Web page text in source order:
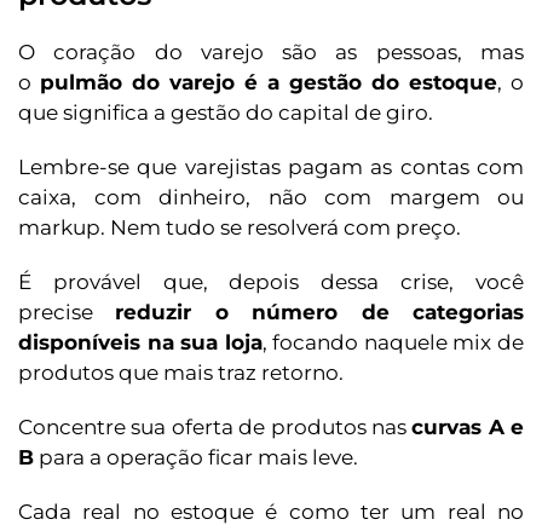
O coração do varejo são as pessoas, mas
o pulmão do varejo é a gestão do estoque, o
que significa a gestão do capital de giro.
Lembre-se que varejistas pagam as contas com
caixa, com dinheiro, não com margem ou
markup. Nem tudo se resolverá com preço.
É provável que, depois dessa crise, você
precise reduzir o número de categorias
disponíveis na sua loja, focando naquele mix de
produtos que mais traz retorno.
Concentre sua oferta de produtos nascurvas A e
B para a operação ficar mais leve.
Cada real no estoque é como ter um real no